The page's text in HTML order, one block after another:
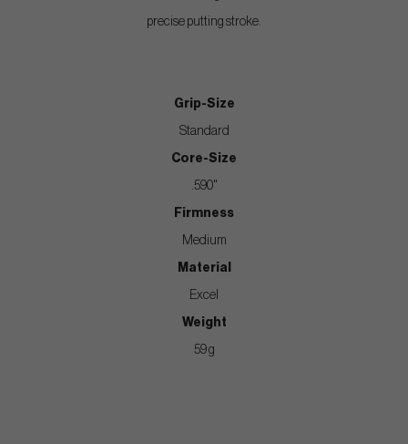
precise putting stroke.
Grip-Size
Standard
Core-Size
.590"
Firmness
Medium
Material
Excel
Weight
59 g